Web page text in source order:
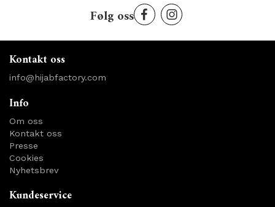
Følg oss
Kontakt oss
info@hijabfactory.com
Info
Om oss
Kontakt oss
Presse
Cookies
Nyhetsbrev
Kundeservice